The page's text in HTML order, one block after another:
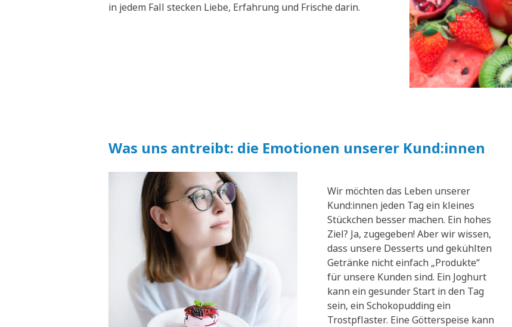
in jedem Fall stecken Liebe, Erfahrung und Frische darin.
Was uns antreibt: die Emotionen unserer Kund:innen
Wir möchten das Leben unserer
Kund:innen jeden Tag ein kleines
Stückchen besser machen. Ein hohes
Ziel? Ja, zugegeben! Aber wir wissen,
dass unsere Desserts und gekühlten
Getränke nicht einfach „Produkte“
für unsere Kunden sind. Ein Joghurt
kann ein gesunder Start in den Tag
sein, ein Schokopudding ein
Trostpflaster. Eine Götterspeise kann